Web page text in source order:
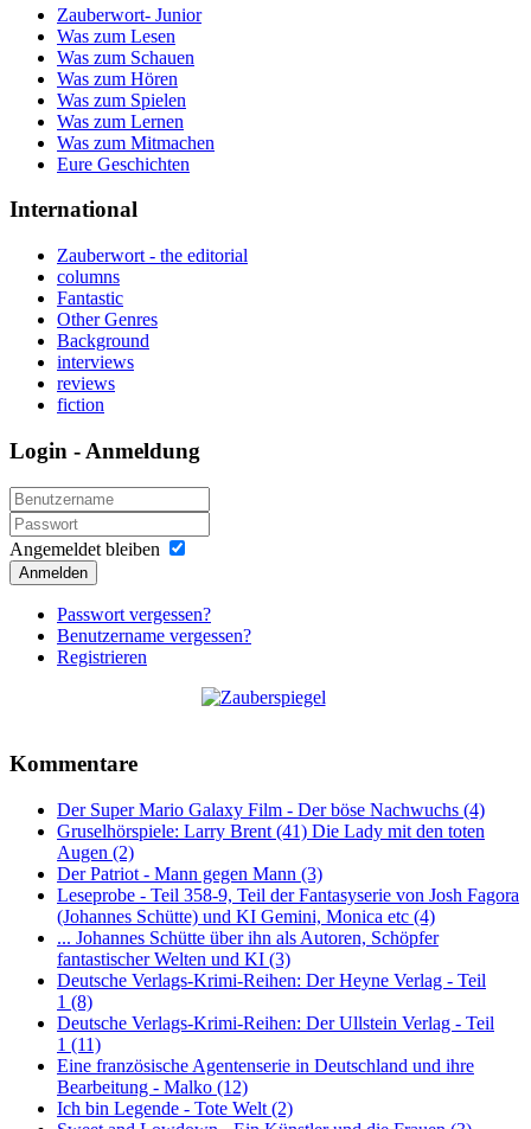
Zauberwort- Junior
Was zum Lesen
Was zum Schauen
Was zum Hören
Was zum Spielen
Was zum Lernen
Was zum Mitmachen
Eure Geschichten
International
Zauberwort - the editorial
columns
Fantastic
Other Genres
Background
interviews
reviews
fiction
Login - Anmeldung
Angemeldet bleiben
Anmelden
Passwort vergessen?
Benutzername vergessen?
Registrieren
Kommentare
Der Super Mario Galaxy Film - Der böse Nachwuchs (4)
Gruselhörspiele: Larry Brent (41) Die Lady mit den toten
Augen (2)
Der Patriot - Mann gegen Mann (3)
Leseprobe - Teil 358-9, Teil der Fantasyserie von Josh Fagora
(Johannes Schütte) und KI Gemini, Monica etc (4)
... Johannes Schütte über ihn als Autoren, Schöpfer
fantastischer Welten und KI (3)
Deutsche Verlags-Krimi-Reihen: Der Heyne Verlag - Teil
1 (8)
Deutsche Verlags-Krimi-Reihen: Der Ullstein Verlag - Teil
1 (11)
Eine französische Agentenserie in Deutschland und ihre
Bearbeitung - Malko (12)
Ich bin Legende - Tote Welt (2)